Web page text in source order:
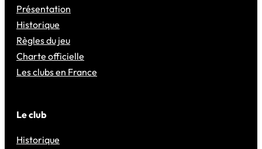
Présentation
Historique
Règles du jeu
Charte officielle
Les clubs en France
Le club
Historique